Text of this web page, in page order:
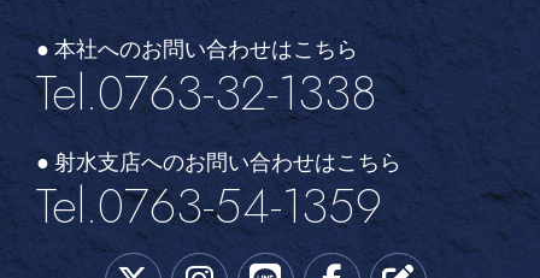
● 本社へのお問い合わせはこちら
Tel.0763-32-1338
● 射水支店へのお問い合わせはこちら
Tel.0763-54-1359